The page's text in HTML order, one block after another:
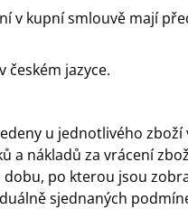
v kupní smlouvě mají
českém jazyce.
u jednotlivého
a nákladů za vrácení
po kterou jsou
sjednaných